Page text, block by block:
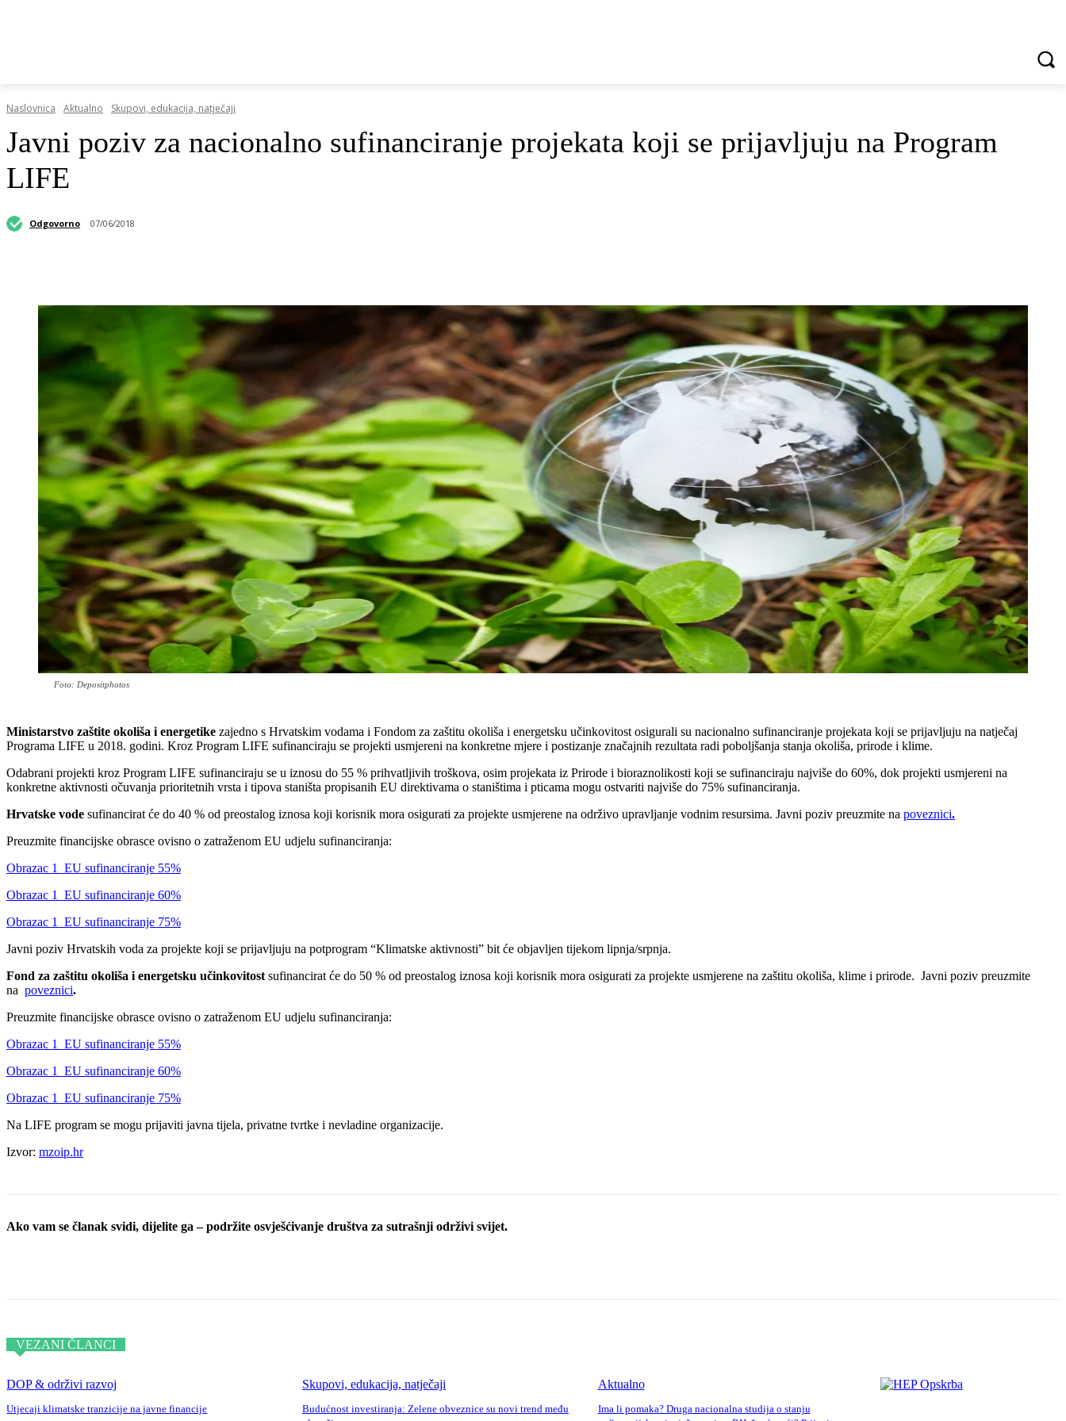
Naslovnica Aktualno Skupovi, edukacija, natječaji
Javni poziv za nacionalno sufinanciranje projekata koji se prijavljuju na Program
LIFE
Odgovorno 07/06/2018
Foto: Depositphotos
Ministarstvo zaštite okoliša i energetike zajedno s Hrvatskim vodama i Fondom za zaštitu okoliša i energetsku učinkovitost osigurali su nacionalno sufinanciranje projekata koji se prijavljuju na natječaj
Programa LIFE u 2018. godini. Kroz Program LIFE sufinanciraju se projekti usmjereni na konkretne mjere i postizanje značajnih rezultata radi poboljšanja stanja okoliša, prirode i klime.
Odabrani projekti kroz Program LIFE sufinanciraju se u iznosu do 55 % prihvatljivih troškova, osim projekata iz Prirode i bioraznolikosti koji se sufinanciraju najviše do 60%, dok projekti usmjereni na
konkretne aktivnosti očuvanja prioritetnih vrsta i tipova staništa propisanih EU direktivama o staništima i pticama mogu ostvariti najviše do 75% sufinanciranja.
Hrvatske vode sufinancirat će do 40 % od preostalog iznosa koji korisnik mora osigurati za projekte usmjerene na održivo upravljanje vodnim resursima. Javni poziv preuzmite na poveznici.
Preuzmite financijske obrasce ovisno o zatraženom EU udjelu sufinanciranja:
Obrazac 1_EU sufinanciranje 55%
Obrazac 1_EU sufinanciranje 60%
Obrazac 1_EU sufinanciranje 75%
Javni poziv Hrvatskih voda za projekte koji se prijavljuju na potprogram “Klimatske aktivnosti” bit će objavljen tijekom lipnja/srpnja.
Fond za zaštitu okoliša i energetsku učinkovitost sufinancirat će do 50 % od preostalog iznosa koji korisnik mora osigurati za projekte usmjerene na zaštitu okoliša, klime i prirode. Javni poziv preuzmite
na poveznici.
Preuzmite financijske obrasce ovisno o zatraženom EU udjelu sufinanciranja:
Obrazac 1_EU sufinanciranje 55%
Obrazac 1_EU sufinanciranje 60%
Obrazac 1_EU sufinanciranje 75%
Na LIFE program se mogu prijaviti javna tijela, privatne tvrtke i nevladine organizacije.
Izvor: mzoip.hr
Ako vam se članak svidi, dijelite ga – podržite osvješćivanje društva za sutrašnji održivi svijet.
VEZANI ČLANCI
DOP & održivi razvoj
Utjecaji klimatske tranzicije na javne financije
Skupovi, edukacija, natječaji
Budućnost investiranja: Zelene obveznice su novi trend među
Aktualno
Ima li pomaka? Druga nacionalna studija o stanju